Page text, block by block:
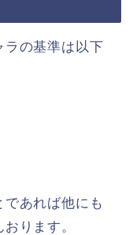
ラの基準は以下
あれば他にも
ります。